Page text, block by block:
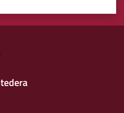
su 5
su 5
5